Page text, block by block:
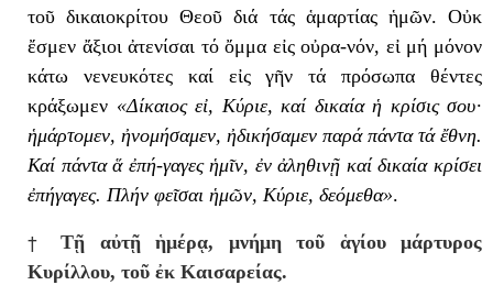
τοῦ δικαιοκρίτου Θεοῦ διά τάς ἁμαρτίας ἡμῶν. Οὐκ
ἔσμεν ἄξιοι ἀτενίσαι τό ὄμμα εἰς οὐρα-νόν, εἰ μή μόνον
κάτω νενευκότες καί εἰς γῆν τά πρόσωπα θέντες
κράξωμεν «Δίκαιος εἰ, Κύριε, καί δικαία ἡ κρίσις σου·
ἡμάρτομεν, ἠνομήσαμεν, ἠδικήσαμεν παρά πάντα τά ἔθνη.
Καί πάντα ἅ ἐπή-γαγες ἡμῖν, ἐν ἀληθινῇ καί δικαία κρίσει
ἐπήγαγες. Πλήν φεῖσαι ἡμῶν, Κύριε, δεόμεθα».
† Τῇ αὐτῇ ἡμέρᾳ, μνήμη τοῦ ἁγίου μάρτυρος
Κυρίλλου, τοῦ ἐκ Καισαρείας.